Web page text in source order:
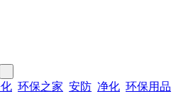
环保之家 安防 净化 环保用品